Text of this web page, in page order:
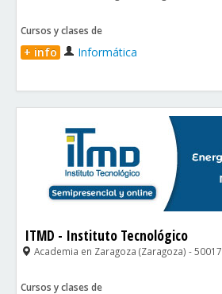
Cursos y clases de
+ info Informática
ITMD - Instituto Tecnológico
Academia en Zaragoza (Zaragoza) - 50017
Cursos y clases de